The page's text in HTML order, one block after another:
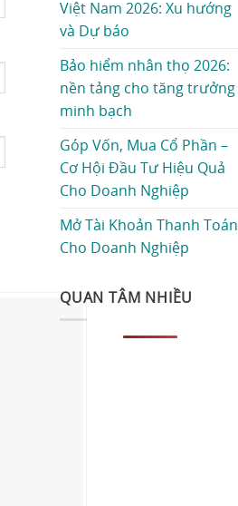
Việt Nam 2026: Xu hướng
và Dự báo
Bảo hiểm nhân thọ 2026:
nền tảng cho tăng trưởng
minh bạch
Góp Vốn, Mua Cổ Phần –
Cơ Hội Đầu Tư Hiệu Quả
Cho Doanh Nghiệp
Mở Tài Khoản Thanh Toán
Cho Doanh Nghiệp
QUAN TÂM NHIỀU